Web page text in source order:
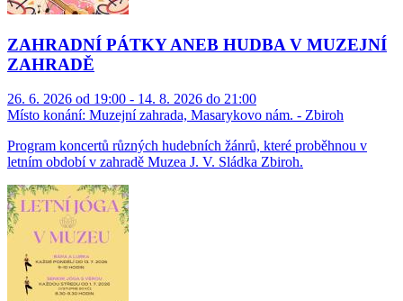
ZAHRADNÍ PÁTKY ANEB HUDBA V MUZEJNÍ
ZAHRADĚ
26. 6. 2026 od 19:00 - 14. 8. 2026 do 21:00
Místo konání: Muzejní zahrada, Masarykovo nám. - Zbiroh
Program koncertů různých hudebních žánrů, které proběhnou v
letním období v zahradě Muzea J. V. Sládka Zbiroh.